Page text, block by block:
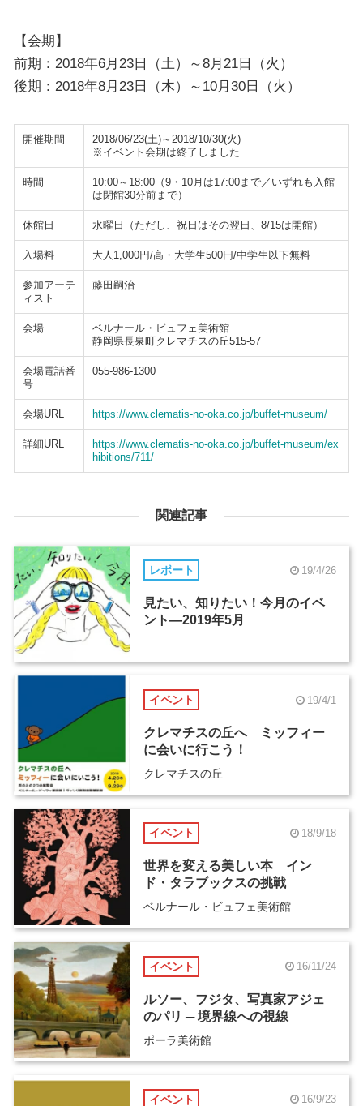
【会期】
前期：2018年6月23日（土）～8月21日（火）
後期：2018年8月23日（木）～10月30日（火）
開催期間
2018/06/23(土)～2018/10/30(火)
※イベント会期は終了しました
時間
10:00～18:00（9・10月は17:00まで／いずれも入館
は閉館30分前まで）
休館日 水曜日（ただし、祝日はその翌日、8/15は開館）
入場料 大人1,000円/高・大学生500円/中学生以下無料
参加アーテ
ィスト
藤田嗣治
会場
ベルナール・ビュフェ美術館
静岡県長泉町クレマチスの丘515-57
会場電話番
号
055-986-1300
会場URL https://www.clematis-no-oka.co.jp/buffet-museum/
詳細URL
https://www.clematis-no-oka.co.jp/buffet-museum/ex
hibitions/711/
関連記事
レポート 19/4/26
見たい、知りたい！今月のイベ
ント―2019年5月
イベント 19/4/1
クレマチスの丘へ ミッフィー
に会いに行こう！
クレマチスの丘
イベント 18/9/18
世界を変える美しい本 イン
ド・タラブックスの挑戦
ベルナール・ビュフェ美術館
イベント 16/11/24
ルソー、フジタ、写真家アジェ
のパリ ─ 境界線への視線
ポーラ美術館
イベント 16/9/23